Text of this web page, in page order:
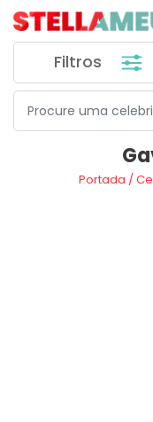
Filtros
Portada /